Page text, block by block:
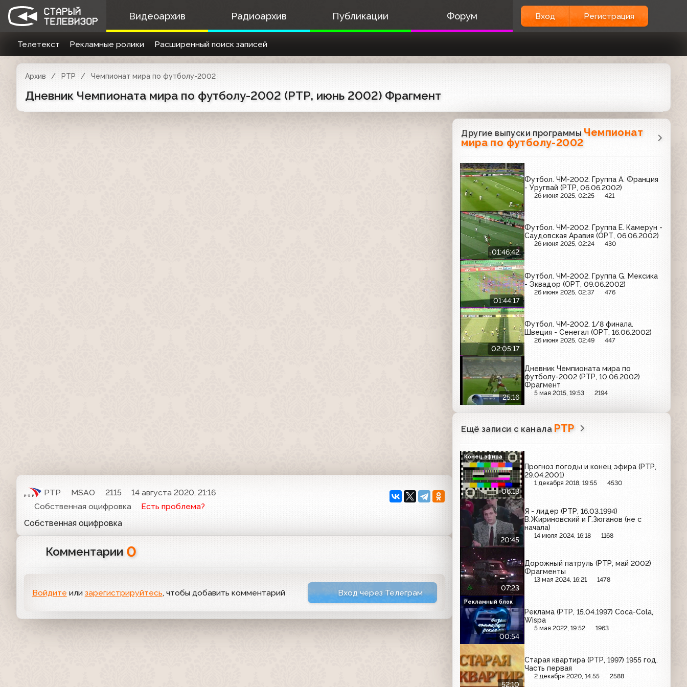
Видеоархив Радиоархив Публикации Форум Вход Регистрация
Телетекст Рекламные ролики Расширенный поиск записей
Архив РТР Чемпионат мира по футболу-2002
Дневник Чемпионата мира по футболу-2002 (РТР, июнь 2002) Фрагмент
РТР MSAO 2115
14 августа 2020, 21:16
Собственная оцифровка
Есть проблема?
Собственная оцифровка
Комментарии 0
Войдите или зарегистрируйтесь, чтобы добавить комментарий Вход через Телеграм
Другие выпуски программы Чемпионат
мира по футболу-2002
Футбол. ЧМ-2002. Группа A. Франция
- Уругвай (РТР, 06.06.2002)
26 июня 2025, 02:25 421
01:46:42
Футбол. ЧМ-2002. Группа E. Камерун -
Саудовская Аравия (ОРТ, 06.06.2002)
26 июня 2025, 02:24 430
01:44:17
Футбол. ЧМ-2002. Группа G. Мексика
- Эквадор (ОРТ, 09.06.2002)
26 июня 2025, 02:37 476
02:05:17
Футбол. ЧМ-2002. 1/8 финала.
Швеция - Сенегал (ОРТ, 16.06.2002)
26 июня 2025, 02:49 447
25:16
Дневник Чемпионата мира по
футболу-2002 (РТР, 10.06.2002)
Фрагмент
5 мая 2015, 19:53 2194
Ещё записи с канала РТР
06:13
Прогноз погоды и конец эфира (РТР,
29.04.2001)
1 декабря 2018, 19:55 4530
Конец эфира
20:45
Я - лидер (РТР, 16.03.1994)
В.Жириновский и Г.Зюганов (не с
начала)
14 июля 2024, 16:18 1168
07:23
Дорожный патруль (РТР, май 2002)
Фрагменты
13 мая 2024, 16:21 1478
00:54
Реклама (РТР, 15.04.1997) Coca-Cola,
Wispa
5 мая 2022, 19:52 1963
Рекламный блок
52:10
Старая квартира (РТР, 1997) 1955 год.
Часть первая
2 декабря 2020, 14:55 2588